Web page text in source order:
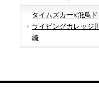
タイムズカー×飛鳥ド
ライビングカレッジ川
崎